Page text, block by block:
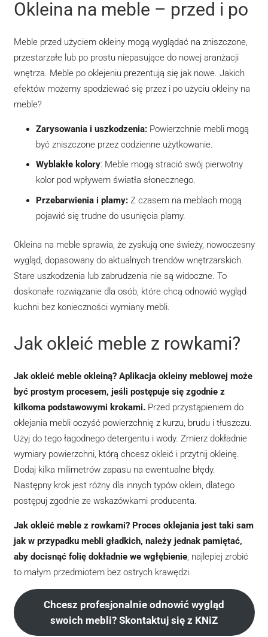
Okleina na meble – przed i po
Meble przed użyciem okleiny mogą wyglądać na zniszczone,
przestarzałe lub po prostu niepasujące do nowej aranżacji
wnętrza. Meble po oklejeniu prezentują się jak nowe. Jakich
efektów możemy spodziewać się przez i po użyciu okleiny na
meble?
Zarysowania i uszkodzenia: Powierzchnie mebli mogą
być zniszczone przez codzienne użytkowanie.
Wyblakłe kolory: Meble mogą stracić swój pierwotny
kolor pod wpływem światła słonecznego.
Przebarwienia i plamy: Z czasem na meblach mogą
pojawić się trudne do usunięcia plamy.
Okleina na meble sprawia, że zyskują one świeży, nowoczesny
wygląd, dopasowany do aktualnych trendów wnętrzarskich.
Stare uszkodzenia lub zabrudzenia nie są widoczne. To
doskonałe rozwiązanie dla osób, które chcą odnowić wygląd
kuchni bez konieczności wymiany mebli.
Jak okleić meble z rowkami?
Jak okleić meble okleiną? Aplikacja okleiny meblowej może
być prostym procesem, jeśli postępuje się zgodnie z
kilkoma podstawowymi krokami. Przed przystąpieniem do
oklejania mebli oczyść powierzchnię z kurzu, brudu i tłuszczu.
Użyj do tego łagodnego detergentu i wody. Zmierz dokładnie
wymiary powierzchni, którą chcesz okleić i przytnij okleinę.
Dodaj kilka milimetrów zapasu na ewentualne błędy.
Następny krok jest różny dla innych typów oklein, dlatego
postępuj zgodnie ze wskazówkami producenta.
Jak okleić meble z rowkami? Proces oklejania jest taki sam
jak w przypadku mebli gładkich, należy jednak pamiętać,
aby docisnąć folię dokładnie we wgłębienie, najlepiej zrobić
to małym przedmiotem bez ostrych krawędzi.
Chcesz profesjonalnie odnowić wygląd
swoich mebli? Skontaktuj się z KNiZ